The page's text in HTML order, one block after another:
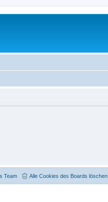
Alle Cookies des Boards löschen
Team